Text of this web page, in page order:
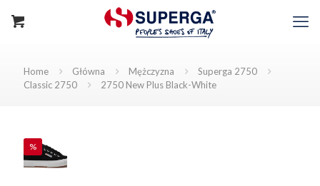
Home Główna Mężczyzna
Superga 2750
Classic 2750
2750 New Plus Black-White
%